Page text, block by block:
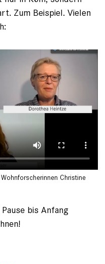
Zum Beispiel. Vielen
Christine
bis Anfang